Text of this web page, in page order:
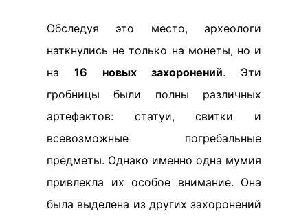
Обследуя это место, археологи
наткнулись не только на монеты, но и
на16 новых захоронений. Эти
гробницы были полны различных
артефактов: статуи, свитки и
всевозможные погребальные
предметы. Однако именно одна мумия
привлекла их особое внимание. Она
была выделена из других захоронений